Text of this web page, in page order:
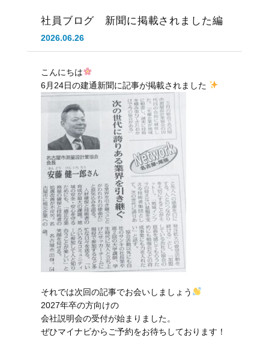
社員ブログ 新聞に掲載されました編
2026.06.26
こんにちは
6月24日の建通新聞に記事が掲載されました
それでは次回の記事でお会いしましょう
2027年卒の方向けの
会社説明会の受付が始まりました。
ぜひマイナビからご予約をお待ちしております！